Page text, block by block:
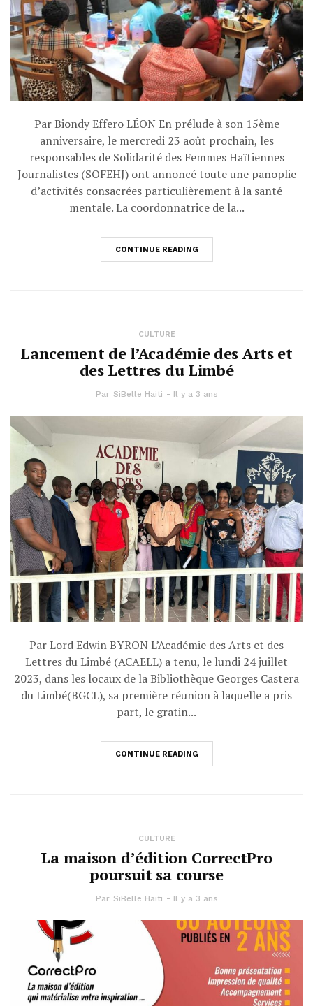
Par Biondy Effero LÉON En prélude à son 15ème
anniversaire, le mercredi 23 août prochain, les
responsables de Solidarité des Femmes Haïtiennes
Journalistes (SOFEHJ) ont annoncé toute une panoplie
d’activités consacrées particulièrement à la santé
mentale. La coordonnatrice de la...
CONTINUE READING
CULTURE
Lancement de l’Académie des Arts et
des Lettres du Limbé
Par SiBelle Haiti Il y a 3 ans
Par Lord Edwin BYRON L’Académie des Arts et des
Lettres du Limbé (ACAELL) a tenu, le lundi 24 juillet
2023, dans les locaux de la Bibliothèque Georges Castera
du Limbé(BGCL), sa première réunion à laquelle a pris
part, le gratin...
CONTINUE READING
CULTURE
La maison d’édition CorrectPro
poursuit sa course
Par SiBelle Haiti Il y a 3 ans